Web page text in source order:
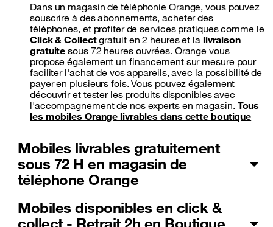
Dans un magasin de téléphonie Orange, vous pouvez
souscrire à des abonnements, acheter des
téléphones, et profiter de services pratiques comme le
Click & Collectgratuit en 2 heures et la livraison
gratuite sous 72 heures ouvrées. Orange vous
propose également un financement sur mesure pour
faciliter l'achat de vos appareils, avec la possibilité de
payer en plusieurs fois. Vous pouvez également
découvrir et tester les produits disponibles avec
l'accompagnement de nos experts en magasin. Tous
les mobiles Orange livrables dans cette boutique
Mobiles livrables gratuitement
sous 72 H en magasin de
téléphone Orange
Mobiles disponibles en click &